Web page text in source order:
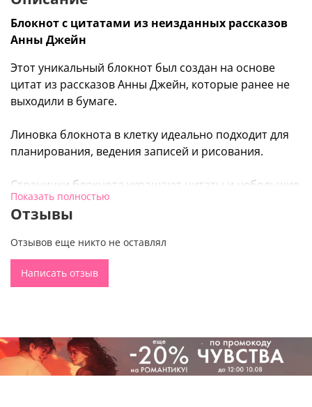
Блокнот с цитатами из неизданных рассказов
Анны Джейн
Этот уникальный блокнот был создан на основе
цитат из рассказов Анны Джейн, которые ранее не
выходили в бумаге.
Линовка блокнота в клетку идеально подходит для
планирования, ведения записей и рисования.
Странички блокнота украшают цитаты и небольшие
иллюстрации, которые передают атмосферу
творчества Анны Джейн.
Скругленные углы берегут блокнот от изнашивания.
Обложка из плотной бумаги с покрытием софт-тач
приятна на ощупь.
черно-белый дизайн.
Формат А5, 96 листов.
Показать полностью
Отзывы
Отзывов еще никто не оставлял
Написать отзыв